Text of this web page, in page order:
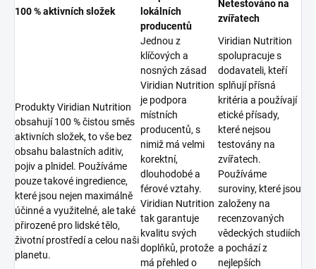
100 % aktivních složek
lokálních
producentů
Netestováno na
zvířatech
Produkty Viridian Nutrition
obsahují 100 % čistou směs
aktivních složek, to vše bez
obsahu balastních aditiv,
pojiv a plnidel. Používáme
pouze takové ingredience,
které jsou nejen maximálně
účinné a využitelné, ale také
přirozené pro lidské tělo,
životní prostředí a celou naši
planetu.
Jednou z
klíčových a
nosných zásad
Viridian Nutrition
je podpora
místních
producentů, s
nimiž má velmi
korektní,
dlouhodobé a
férové vztahy.
Viridian Nutrition
tak garantuje
kvalitu svých
doplňků, protože
má přehled o
Viridian Nutrition
spolupracuje s
dodavateli, kteří
splňují přísná
kritéria a používají
etické přísady,
které nejsou
testovány na
zvířatech.
Používáme
suroviny, které jsou
založeny na
recenzovaných
vědeckých studiích
a pochází z
nejlepších